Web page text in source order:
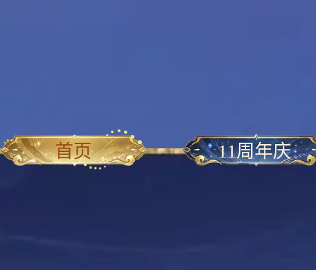
首页 11周年庆